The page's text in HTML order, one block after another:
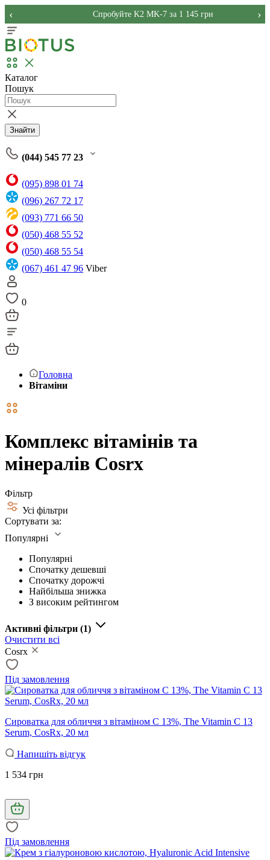
Спробуйте K2 MK-7 за 1 145 грн
‹ ›
Каталог
Пошук
Знайти
(044) 545 77 23
(095) 898 01 74
(096) 267 72 17
(093) 771 66 50
(050) 468 55 52
(050) 468 55 54
(067) 461 47 96 Viber
0
Головна
Вітаміни
Комплекс вітамінів та
мінералів Cosrx
Фільтр
Усі фільтри
Сортувати за:
Популярні
Популярні
Спочатку дешевші
Спочатку дорожчі
Найбільша знижка
З високим рейтингом
Активні фільтри (1)
Очистити всі
Cosrx
Під замовлення
Сироватка для обличчя з вітаміном C 13%, The Vitamin C 13
Serum, CosRx, 20 мл
Напишіть відгук
1 534 грн
Під замовлення